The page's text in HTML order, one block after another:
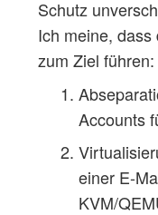
Schutz
Ich meine,
zum Ziel führen:
Accounts
einer E-
KVM/